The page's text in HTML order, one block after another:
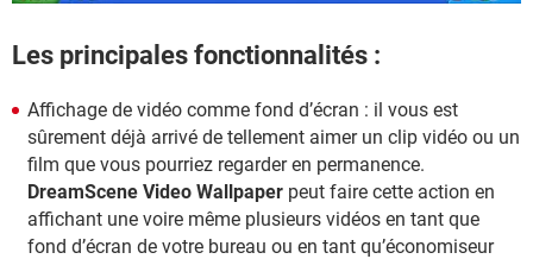
Les principales fonctionnalités :
Affichage de vidéo comme fond d’écran : il vous est
sûrement déjà arrivé de tellement aimer un clip vidéo ou un
film que vous pourriez regarder en permanence.
DreamScene Video Wallpaper peut faire cette action en
affichant une voire même plusieurs vidéos en tant que
fond d’écran de votre bureau ou en tant qu’économiseur